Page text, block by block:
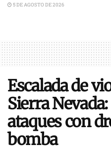
5 DE AGOSTO DE 2026
Escalada de
Sierra
ataques con
bomba